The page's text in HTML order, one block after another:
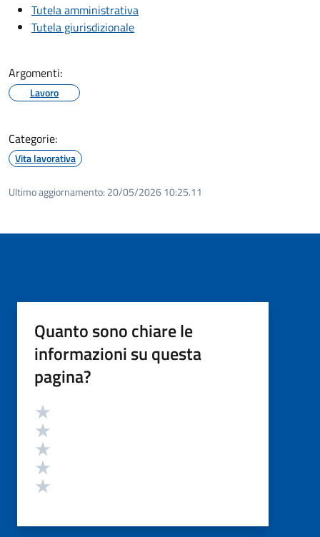
Tutela amministrativa
Tutela giurisdizionale
Argomenti:
Lavoro
Categorie:
Vita lavorativa
Ultimo aggiornamento: 20/05/2026 10:25.11
Quanto sono chiare le
informazioni su questa
pagina?
Valutazione